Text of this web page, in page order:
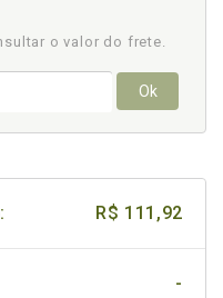
o valor do frete.
Ok
: R$ 111,92
-